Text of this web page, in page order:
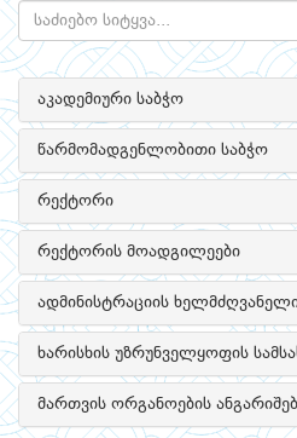
აკადემიური საბჭო
წარმომადგენლობითი საბჭო
რექტორი
რექტორის მოადგილეები
ადმინისტრაციის
ხარისხის უზრუნველყოფის
მართვის ორგანოების